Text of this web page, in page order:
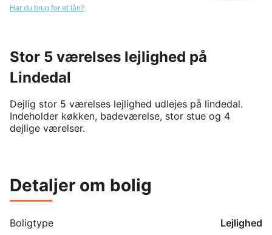
Har du brug for et lån?
Stor 5 værelses lejlighed på
Lindedal
Dejlig stor 5 værelses lejlighed udlejes på lindedal.
Indeholder køkken, badeværelse, stor stue og 4
dejlige værelser.
Detaljer om bolig
Boligtype
Lejlighed